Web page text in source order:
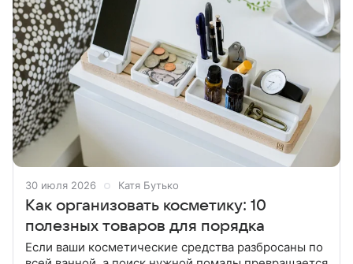
30 июля 2026 Катя Бутько
Как организовать косметику: 10
полезных товаров для порядка
Если ваши косметические средства разбросаны по